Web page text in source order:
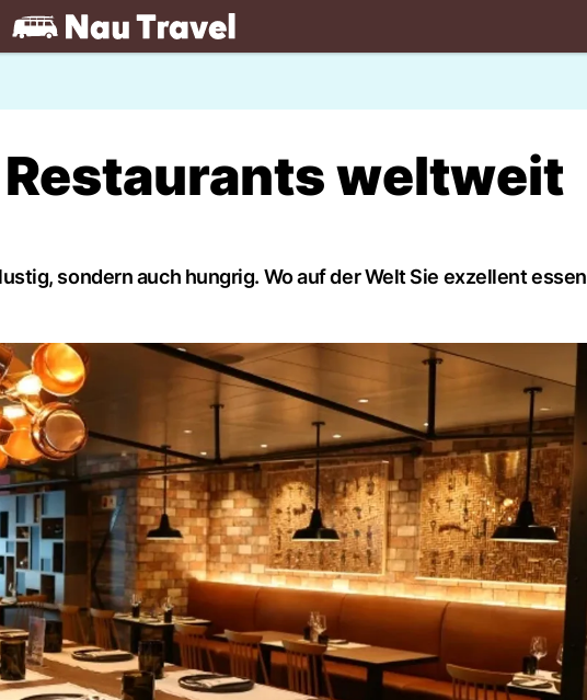
NAU.ch
weltweit
sondern auch hungrig. Wo auf der Welt Sie exzellent essen